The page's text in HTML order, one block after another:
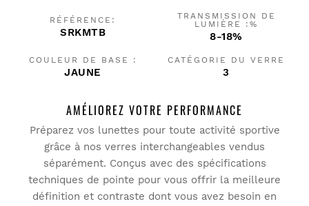
RÉFÉRENCE:
SRKMTB
TRANSMISSION DE
LUMIÈRE :%
8-18%
COULEUR DE BASE :
JAUNE
CATÉGORIE DU VERRE
3
AMÉLIOREZ VOTRE PERFORMANCE
Préparez vos lunettes pour toute activité sportive
grâce à nos verres interchangeables vendus
séparément. Conçus avec des spécifications
techniques de pointe pour vous offrir la meilleure
définition et contraste dont vous avez besoin en